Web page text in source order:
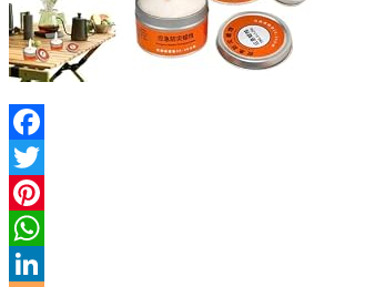
Facebook
Twitter
Pinterest
WhatsApp